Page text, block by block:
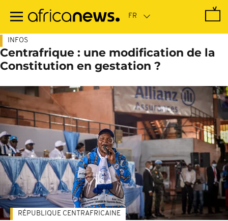
contenu
INFOS
Centrafrique : une modification de la
Constitution en gestation ?
RÉPUBLIQUE CENTRAFRICAINE